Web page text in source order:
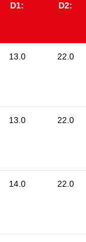
D1:
D2:
13.0 22.0
13.0 22.0
14.0 22.0